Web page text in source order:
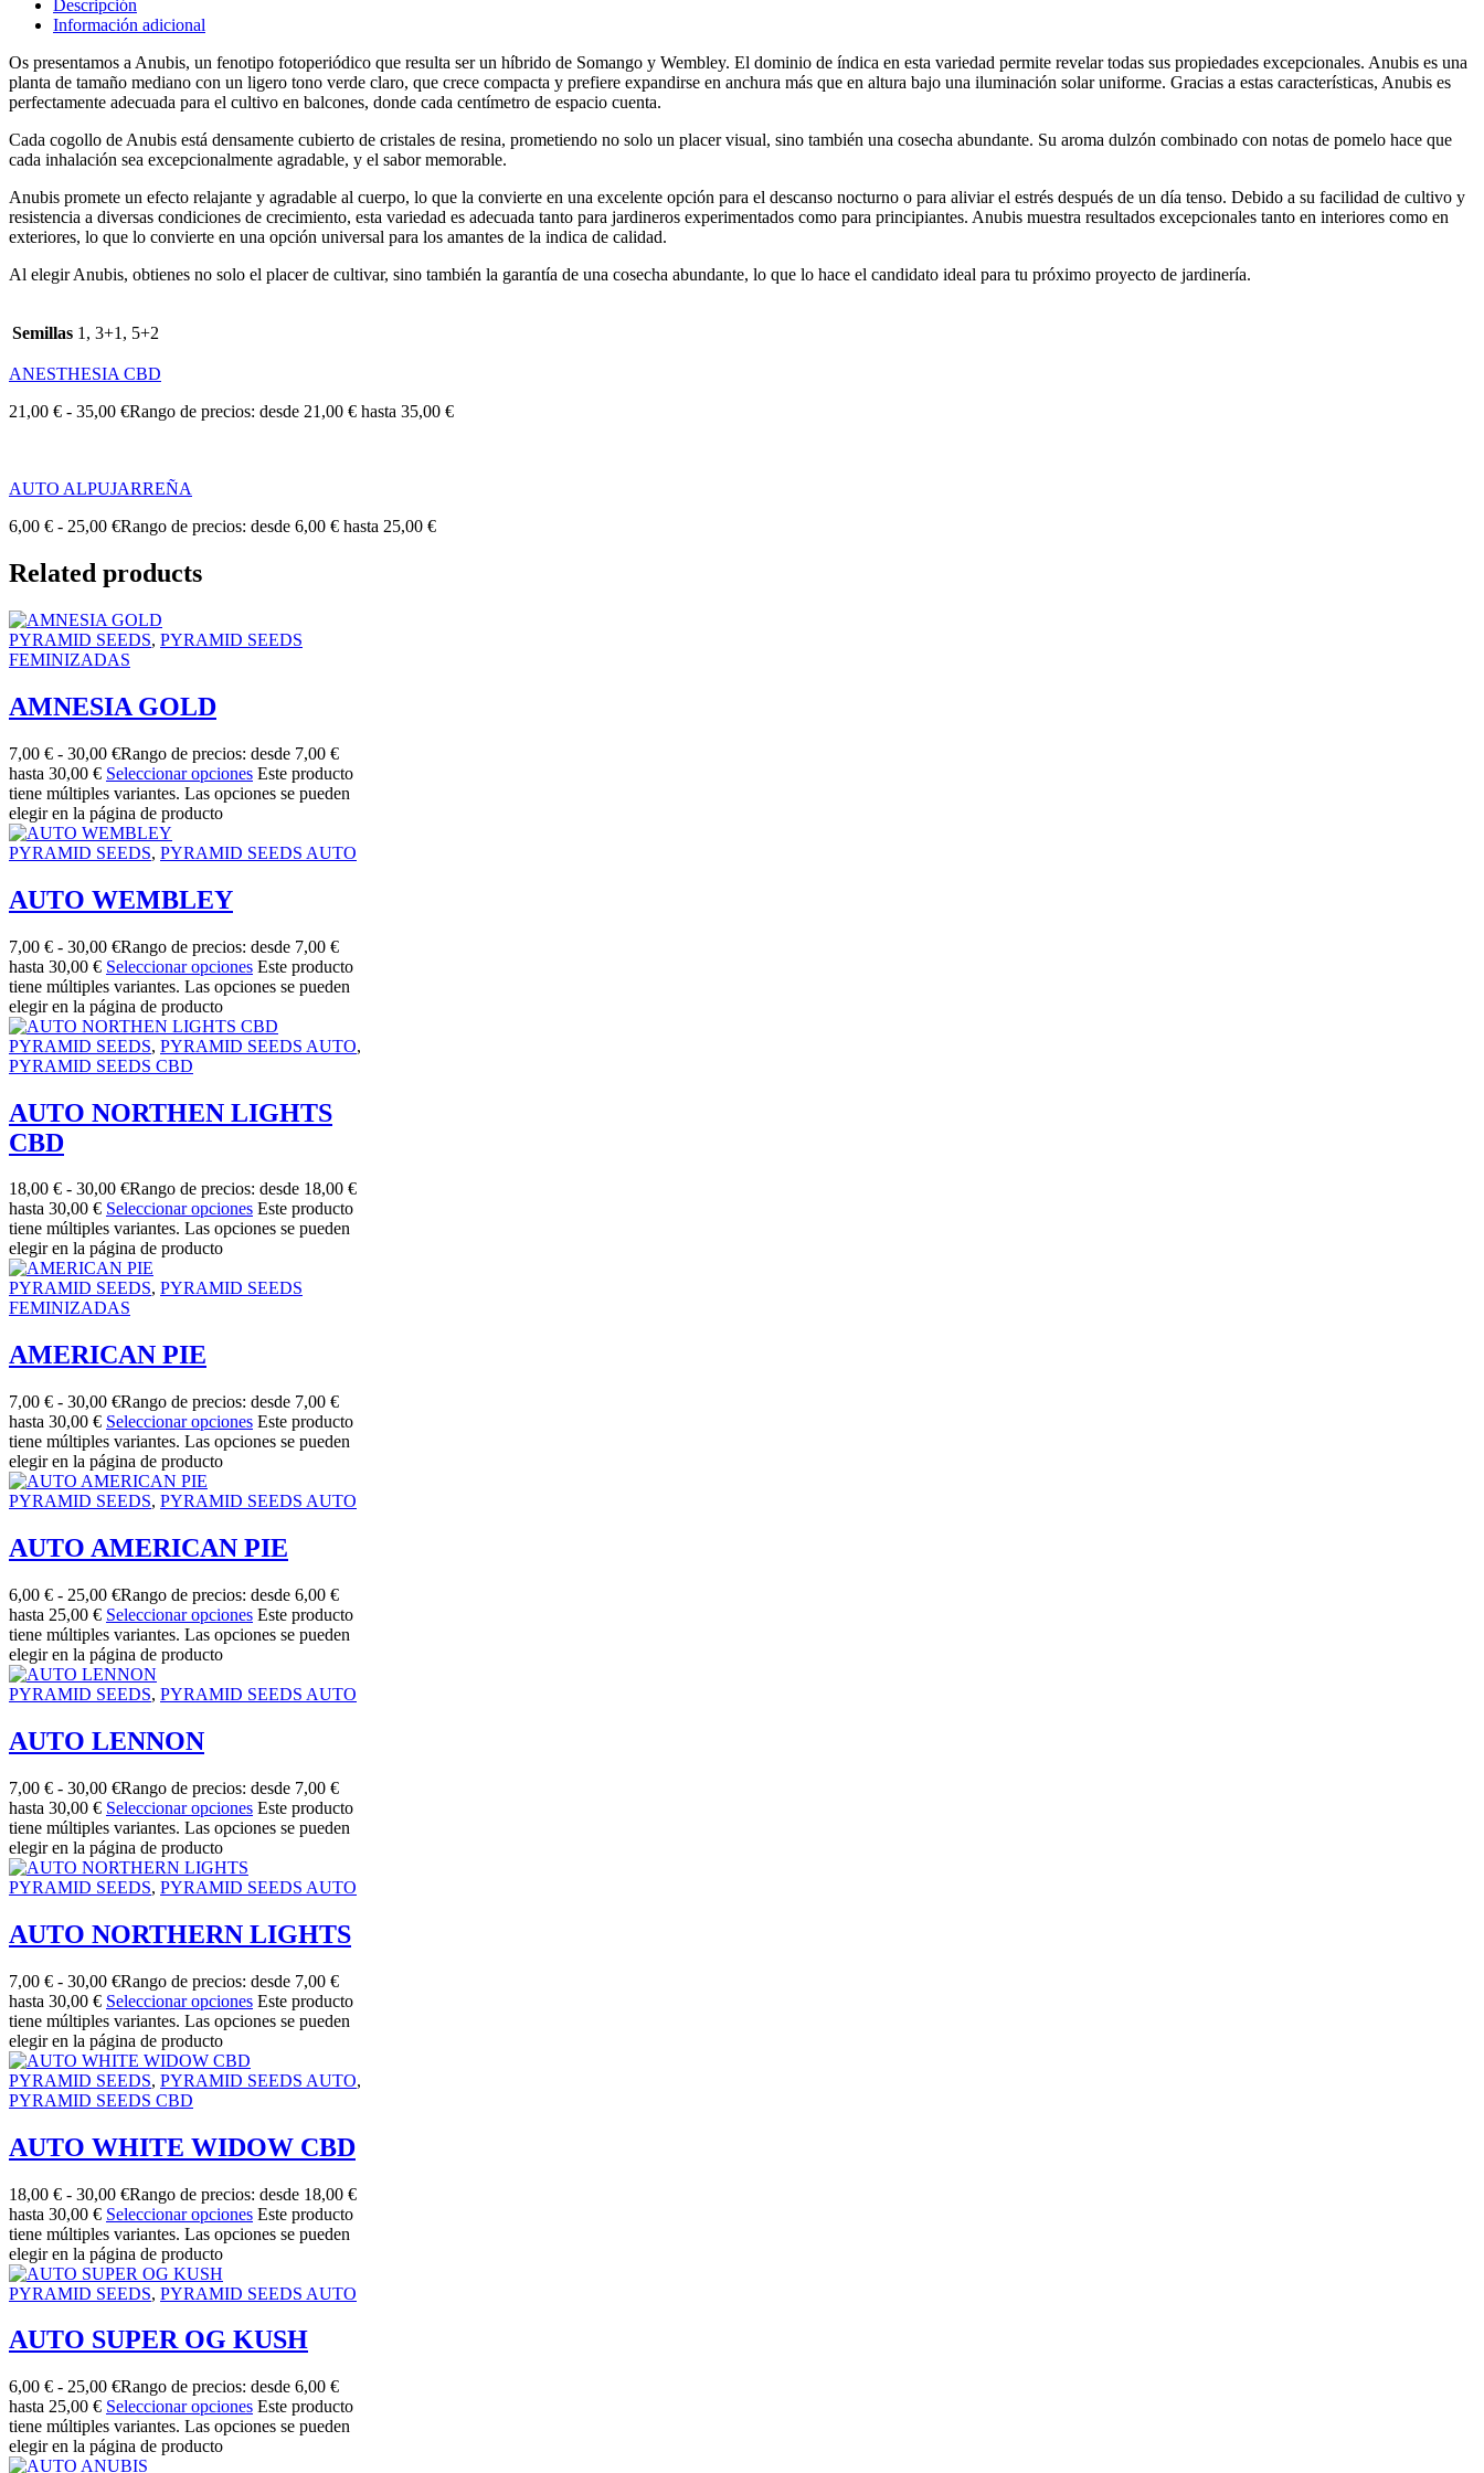
Descripción
Información adicional
Os presentamos a Anubis, un fenotipo fotoperiódico que resulta ser un híbrido de Somango y Wembley. El dominio de índica en esta variedad permite revelar todas sus propiedades excepcionales. Anubis es una
planta de tamaño mediano con un ligero tono verde claro, que crece compacta y prefiere expandirse en anchura más que en altura bajo una iluminación solar uniforme. Gracias a estas características, Anubis es
perfectamente adecuada para el cultivo en balcones, donde cada centímetro de espacio cuenta.
Cada cogollo de Anubis está densamente cubierto de cristales de resina, prometiendo no solo un placer visual, sino también una cosecha abundante. Su aroma dulzón combinado con notas de pomelo hace que
cada inhalación sea excepcionalmente agradable, y el sabor memorable.
Anubis promete un efecto relajante y agradable al cuerpo, lo que la convierte en una excelente opción para el descanso nocturno o para aliviar el estrés después de un día tenso. Debido a su facilidad de cultivo y
resistencia a diversas condiciones de crecimiento, esta variedad es adecuada tanto para jardineros experimentados como para principiantes. Anubis muestra resultados excepcionales tanto en interiores como en
exteriores, lo que lo convierte en una opción universal para los amantes de la indica de calidad.
Al elegir Anubis, obtienes no solo el placer de cultivar, sino también la garantía de una cosecha abundante, lo que lo hace el candidato ideal para tu próximo proyecto de jardinería.
Semillas 1, 3+1, 5+2
ANESTHESIA CBD
21,00 € - 35,00 €Rango de precios: desde 21,00 € hasta 35,00 €
AUTO ALPUJARREÑA
6,00 € - 25,00 €Rango de precios: desde 6,00 € hasta 25,00 €
Related products
PYRAMID SEEDS, PYRAMID SEEDS
FEMINIZADAS
AMNESIA GOLD
7,00 € - 30,00 €Rango de precios: desde 7,00 €
hasta 30,00 € Seleccionar opciones Este producto
tiene múltiples variantes. Las opciones se pueden
elegir en la página de producto
PYRAMID SEEDS, PYRAMID SEEDS AUTO
AUTO WEMBLEY
7,00 € - 30,00 €Rango de precios: desde 7,00 €
hasta 30,00 € Seleccionar opciones Este producto
tiene múltiples variantes. Las opciones se pueden
elegir en la página de producto
PYRAMID SEEDS, PYRAMID SEEDS AUTO,
PYRAMID SEEDS CBD
AUTO NORTHEN LIGHTS
CBD
18,00 € - 30,00 €Rango de precios: desde 18,00 €
hasta 30,00 € Seleccionar opciones Este producto
tiene múltiples variantes. Las opciones se pueden
elegir en la página de producto
PYRAMID SEEDS, PYRAMID SEEDS
FEMINIZADAS
AMERICAN PIE
7,00 € - 30,00 €Rango de precios: desde 7,00 €
hasta 30,00 € Seleccionar opciones Este producto
tiene múltiples variantes. Las opciones se pueden
elegir en la página de producto
PYRAMID SEEDS, PYRAMID SEEDS AUTO
AUTO AMERICAN PIE
6,00 € - 25,00 €Rango de precios: desde 6,00 €
hasta 25,00 € Seleccionar opciones Este producto
tiene múltiples variantes. Las opciones se pueden
elegir en la página de producto
PYRAMID SEEDS, PYRAMID SEEDS AUTO
AUTO LENNON
7,00 € - 30,00 €Rango de precios: desde 7,00 €
hasta 30,00 € Seleccionar opciones Este producto
tiene múltiples variantes. Las opciones se pueden
elegir en la página de producto
PYRAMID SEEDS, PYRAMID SEEDS AUTO
AUTO NORTHERN LIGHTS
7,00 € - 30,00 €Rango de precios: desde 7,00 €
hasta 30,00 € Seleccionar opciones Este producto
tiene múltiples variantes. Las opciones se pueden
elegir en la página de producto
PYRAMID SEEDS, PYRAMID SEEDS AUTO,
PYRAMID SEEDS CBD
AUTO WHITE WIDOW CBD
18,00 € - 30,00 €Rango de precios: desde 18,00 €
hasta 30,00 € Seleccionar opciones Este producto
tiene múltiples variantes. Las opciones se pueden
elegir en la página de producto
PYRAMID SEEDS, PYRAMID SEEDS AUTO
AUTO SUPER OG KUSH
6,00 € - 25,00 €Rango de precios: desde 6,00 €
hasta 25,00 € Seleccionar opciones Este producto
tiene múltiples variantes. Las opciones se pueden
elegir en la página de producto